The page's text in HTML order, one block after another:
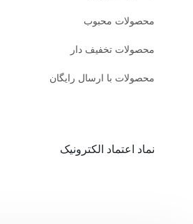
محصولات محبوب
محصولات تخفیف دار
محصولات با ارسال رایگان
نماد اعتماد الکترونیک